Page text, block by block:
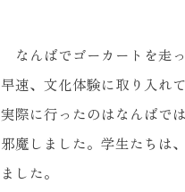
なんばでゴーカートを走
早速、文化体験に取り入れ
実際に行ったのはなんばで
邪魔しました。学生たちは
ました。